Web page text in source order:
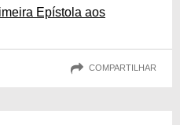
Epístola aos
COMPARTILHAR